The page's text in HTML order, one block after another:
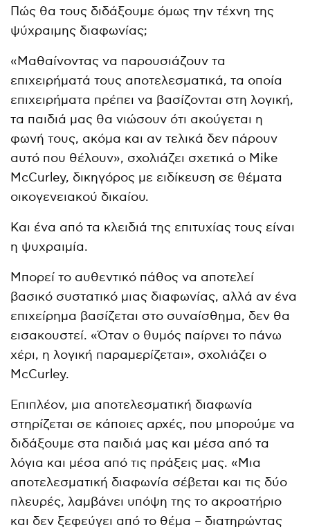
Πώς θα τους διδάξουμε όμως την τέχνη της
ψύχραιμης διαφωνίας;
«Μαθαίνοντας να παρουσιάζουν τα
επιχειρήματά τους αποτελεσματικά, τα οποία
επιχειρήματα πρέπει να βασίζονται στη λογική,
τα παιδιά μας θα νιώσουν ότι ακούγεται η
φωνή τους, ακόμα και αν τελικά δεν πάρουν
αυτό που θέλουν», σχολιάζει σχετικά ο Mike
McCurley, δικηγόρος με ειδίκευση σε θέματα
οικογενειακού δικαίου.
Και ένα από τα κλειδιά της επιτυχίας τους είναι
η ψυχραιμία.
Μπορεί το αυθεντικό πάθος να αποτελεί
βασικό συστατικό μιας διαφωνίας, αλλά αν ένα
επιχείρημα βασίζεται στο συναίσθημα, δεν θα
εισακουστεί. «Όταν ο θυμός παίρνει το πάνω
χέρι, η λογική παραμερίζεται», σχολιάζει ο
McCurley.
Επιπλέον, μια αποτελεσματική διαφωνία
στηρίζεται σε κάποιες αρχές, που μπορούμε να
διδάξουμε στα παιδιά μας και μέσα από τα
λόγια και μέσα από τις πράξεις μας. «Μια
αποτελεσματική διαφωνία σέβεται και τις δύο
πλευρές, λαμβάνει υπόψη της το ακροατήριο
και δεν ξεφεύγει από το θέμα – διατηρώντας